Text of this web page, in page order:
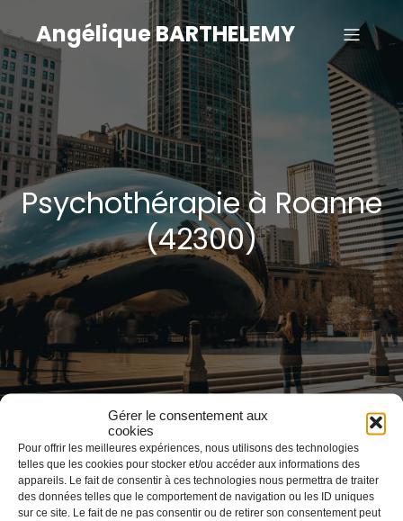
Gérer le consentement aux
cookies
Pour offrir les meilleures expériences, nous utilisons des technologies
telles que les cookies pour stocker et/ou accéder aux informations des
appareils. Le fait de consentir à ces technologies nous permettra de traiter
des données telles que le comportement de navigation ou les ID uniques
sur ce site. Le fait de ne pas consentir ou de retirer son consentement peut
Angélique BARTHELEMY
Psychothérapie à Roanne
(42300)
avril 15, 2024 | 10h43